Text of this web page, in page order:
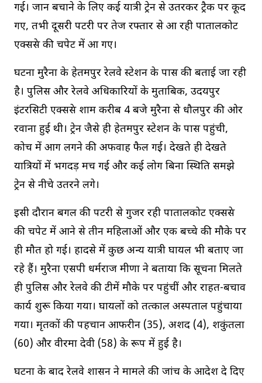
गई। जान बचाने के लिए कई यात्री ट्रेन से उतरकर ट्रैक पर कूद
गए, तभी दूसरी पटरी पर तेज रफ्तार से आ रही पातालकोट
एक्सप्रेस की चपेट में आ गए।
घटना मुरैना के हेतमपुर रेलवे स्टेशन के पास की बताई जा रही
है। पुलिस और रेलवे अधिकारियों के मुताबिक, उदयपुर
इंटरसिटी एक्सप्रेस शाम करीब 4 बजे मुरैना से धौलपुर की ओर
रवाना हुई थी। ट्रेन जैसे ही हेतमपुर स्टेशन के पास पहुंची,
कोच में आग लगने की अफवाह फैल गई। देखते ही देखते
यात्रियों में भगदड़ मच गई और कई लोग बिना स्थिति समझे
ट्रेन से नीचे उतरने लगे।
इसी दौरान बगल की पटरी से गुजर रही पातालकोट एक्सप्रेस
की चपेट में आने से तीन महिलाओं और एक बच्चे की मौके पर
ही मौत हो गई। हादसे में कुछ अन्य यात्री घायल भी बताए जा
रहे हैं। मुरैना एसपी धर्मराज मीणा ने बताया कि सूचना मिलते
ही पुलिस और रेलवे की टीमें मौके पर पहुंचीं और राहत-बचाव
कार्य शुरू किया गया। घायलों को तत्काल अस्पताल पहुंचाया
गया। मृतकों की पहचान आफरीन (35), अशद (4), शकुंतला
(60) और वीरमा देवी (58) के रूप में हुई है।
घटना के बाद रेलवे प्रशासन ने मामले की जांच के आदेश दे दिए